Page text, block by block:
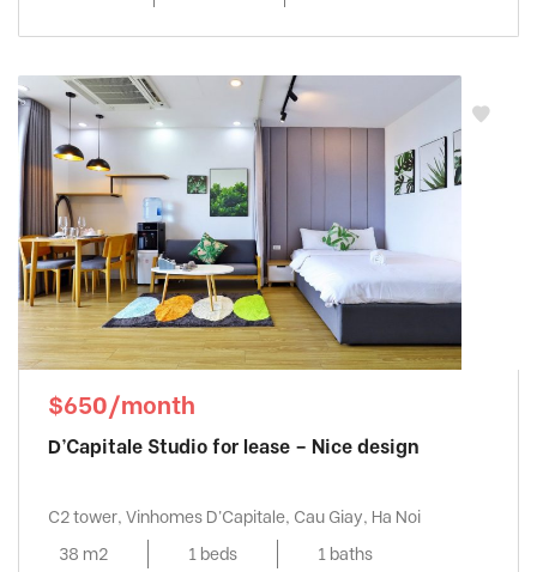
$650/month
D’Capitale Studio for lease – Nice design
C2 tower, Vinhomes D'Capitale, Cau Giay, Ha Noi
38 m2
1 beds 1 baths